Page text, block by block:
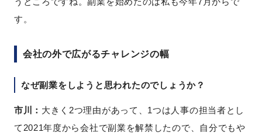
す。
会社の外で広がるチャレンジの幅
なぜ副業をしようと思われたのでしょうか？
市川： 大きく2つ理由があって、1つは人事の担当者とし
て2021年度から会社で副業を解禁したので、自分でもや